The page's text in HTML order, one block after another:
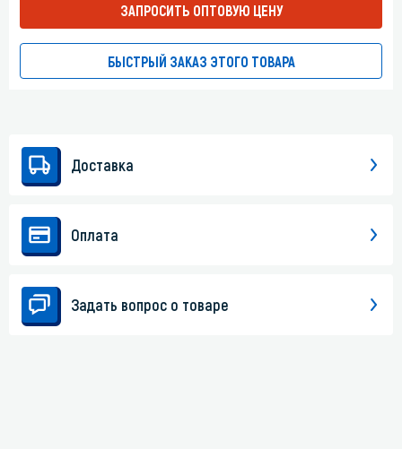
ЗАПРОСИТЬ ОПТОВУЮ ЦЕНУ
БЫСТРЫЙ ЗАКАЗ ЭТОГО ТОВАРА
Доставка
Оплата
Задать вопрос о товаре